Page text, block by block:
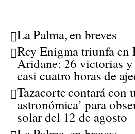
La Palma, en breves
Rey Enigma triunfa en
Aridane: 26 victorias y
casi cuatro horas de
Tazacorte contará con
astronómica’ para
solar del 12 de agosto